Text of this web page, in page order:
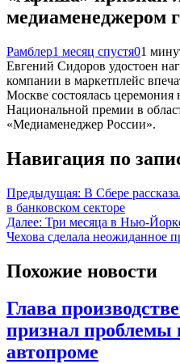
медиаменеджером
Рамблер1 месяц спустя01
Евгений Сидоров удостоен
компании в маркетплейс
Москве состоялась
Национальной премии в
«Медиаменеджер России».
Навигация по
Предыдущая: В Сбере
в банковском секторе
Далее: Три месяца в Нью-
Чехова сделала неожиданное
Похожие новости
Глава
признал проблемы
автопроме